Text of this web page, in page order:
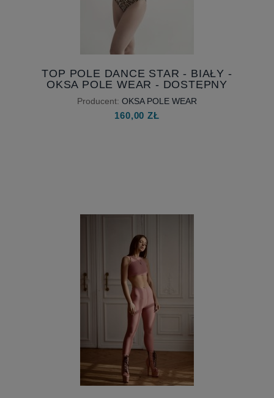
TOP POLE DANCE STAR - BIAŁY -
OKSA POLE WEAR - DOSTĘPNY
OD RĘKI
Producent: OKSA POLE WEAR
160,00 ZŁ